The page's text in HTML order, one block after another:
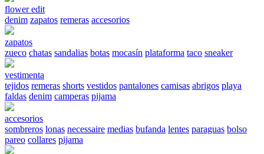
flower edit
denim zapatos remeras accesorios
zapatos
zueco chatas sandalias botas mocasín plataforma taco sneaker
vestimenta
tejidos remeras shorts vestidos pantalones camisas abrigos playa
faldas denim camperas pijama
accesorios
sombreros lonas necessaire medias bufanda lentes paraguas bolso
pareo collares pijama